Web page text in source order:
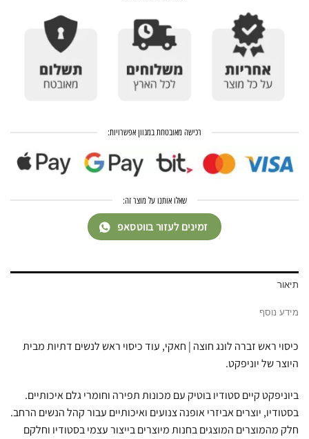
רכישה מאובטחת במגוון אפשרויות:
שאלו אותנו על מוצר זה:
זמינים לעזור בווטסאפ
תיאור
מידע נוסף
כיסוי ראש זברה לונג חוצה | חאקי, עוד כיסוי ראש לנשים דתיות מבית
היוצר של יוניפקט.
ביוניפקט קיים סטודיו בוטיק עם מכונות תפירה וחומרי גלם איכותיים.
בסטודיו, יוצרים אביזרי אופנה צנועים ואיכותיים עבור קהל הנשים הרחב.
חלק מהמוצרים המוצגים בחנות מיוצרים בייצור עצמי בסטודיו וחלקם